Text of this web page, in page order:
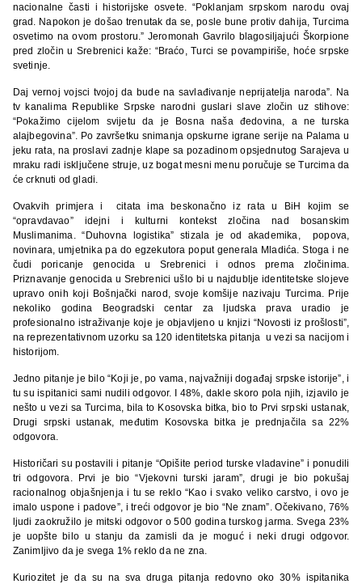
nacionalne časti i historijske osvete. “Poklanjam srpskom narodu ovaj
grad. Napokon je došao trenutak da se, posle bune protiv dahija, Turcima
osvetimo na ovom prostoru.” Jeromonah Gavrilo blagosiljajući Škorpione
pred zločin u Srebrenici kaže: “Braćo, Turci se povampiriše, hoće srpske
svetinje.
Daj vernoj vojsci tvojoj da bude na savlađivanje neprijatelja naroda”. Na
tv kanalima Republike Srpske narodni guslari slave zločin uz stihove:
“Pokažimo cijelom svijetu da je Bosna naša đedovina, a ne turska
alajbegovina”. Po završetku snimanja opskurne igrane serije na Palama u
jeku rata, na proslavi zadnje klape sa pozadinom opsjednutog Sarajeva u
mraku radi isključene struje, uz bogat mesni menu poručuje se Turcima da
će crknuti od gladi.
Ovakvih primjera i citata ima beskonačno iz rata u BiH kojim se
“opravdavao” idejni i kulturni kontekst zločina nad bosanskim
Muslimanima. “Duhovna logistika” stizala je od akademika, popova,
novinara, umjetnika pa do egzekutora poput generala Mladića. Stoga i ne
čudi poricanje genocida u Srebrenici i odnos prema zločinima.
Priznavanje genocida u Srebrenici ušlo bi u najdublje identitetske slojeve
upravo onih koji Bošnjački narod, svoje komšije nazivaju Turcima. Prije
nekoliko godina Beogradski centar za ljudska prava uradio je
profesionalno istraživanje koje je objavljeno u knjizi “Novosti iz prošlosti”,
na reprezentativnom uzorku sa 120 identitetska pitanja u vezi sa nacijom i
historijom.
Jedno pitanje je bilo “Koji je, po vama, najvažniji događaj srpske istorije”, i
tu su ispitanici sami nudili odgovor. I 48%, dakle skoro pola njih, izjavilo je
nešto u vezi sa Turcima, bila to Kosovska bitka, bio to Prvi srpski ustanak,
Drugi srpski ustanak, međutim Kosovska bitka je prednjačila sa 22%
odgovora.
Historičari su postavili i pitanje “Opišite period turske vladavine” i ponudili
tri odgovora. Prvi je bio “Vjekovni turski jaram”, drugi je bio pokušaj
racionalnog objašnjenja i tu se reklo “Kao i svako veliko carstvo, i ovo je
imalo uspone i padove”, i treći odgovor je bio “Ne znam”. Očekivano, 76%
ljudi zaokružilo je mitski odgovor o 500 godina turskog jarma. Svega 23%
je uopšte bilo u stanju da zamisli da je moguć i neki drugi odgovor.
Zanimljivo da je svega 1% reklo da ne zna.
Kuriozitet je da su na sva druga pitanja redovno oko 30% ispitanika